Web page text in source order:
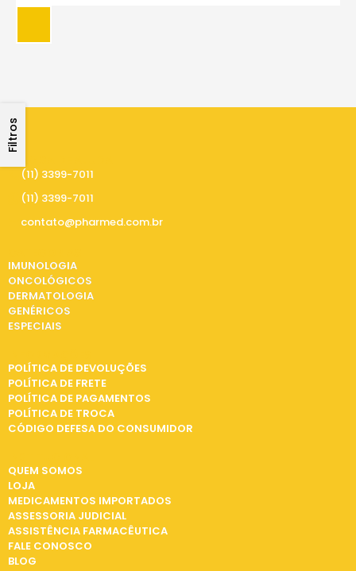
Filtros
(11) 3399-7011
(11) 3399-7011
contato@pharmed.com.br
IMUNOLOGIA
ONCOLÓGICOS
DERMATOLOGIA
GENÉRICOS
ESPECIAIS
POLÍTICA DE DEVOLUÇÕES
POLÍTICA DE FRETE
POLÍTICA DE PAGAMENTOS
POLÍTICA DE TROCA
CÓDIGO DEFESA DO CONSUMIDOR
QUEM SOMOS
LOJA
MEDICAMENTOS IMPORTADOS
ASSESSORIA JUDICIAL
ASSISTÊNCIA FARMACÊUTICA
FALE CONOSCO
BLOG